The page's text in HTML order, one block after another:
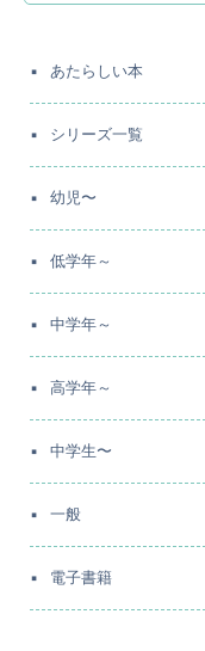
あたらしい本
シリーズ一覧
幼児〜
低学年～
中学年～
高学年～
中学生〜
一般
電子書籍